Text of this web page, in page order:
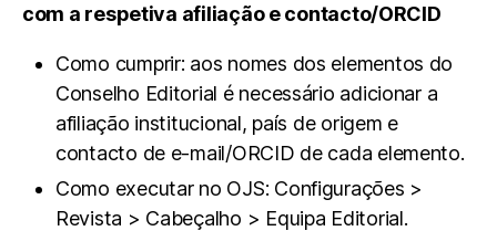
com a respetiva afiliação e contacto/ORCID
Como cumprir: aos nomes dos elementos do
Conselho Editorial é necessário adicionar a
afiliação institucional, país de origem e
contacto de e-mail/ORCID de cada elemento.
Como executar no OJS: Configurações >
Revista > Cabeçalho > Equipa Editorial.